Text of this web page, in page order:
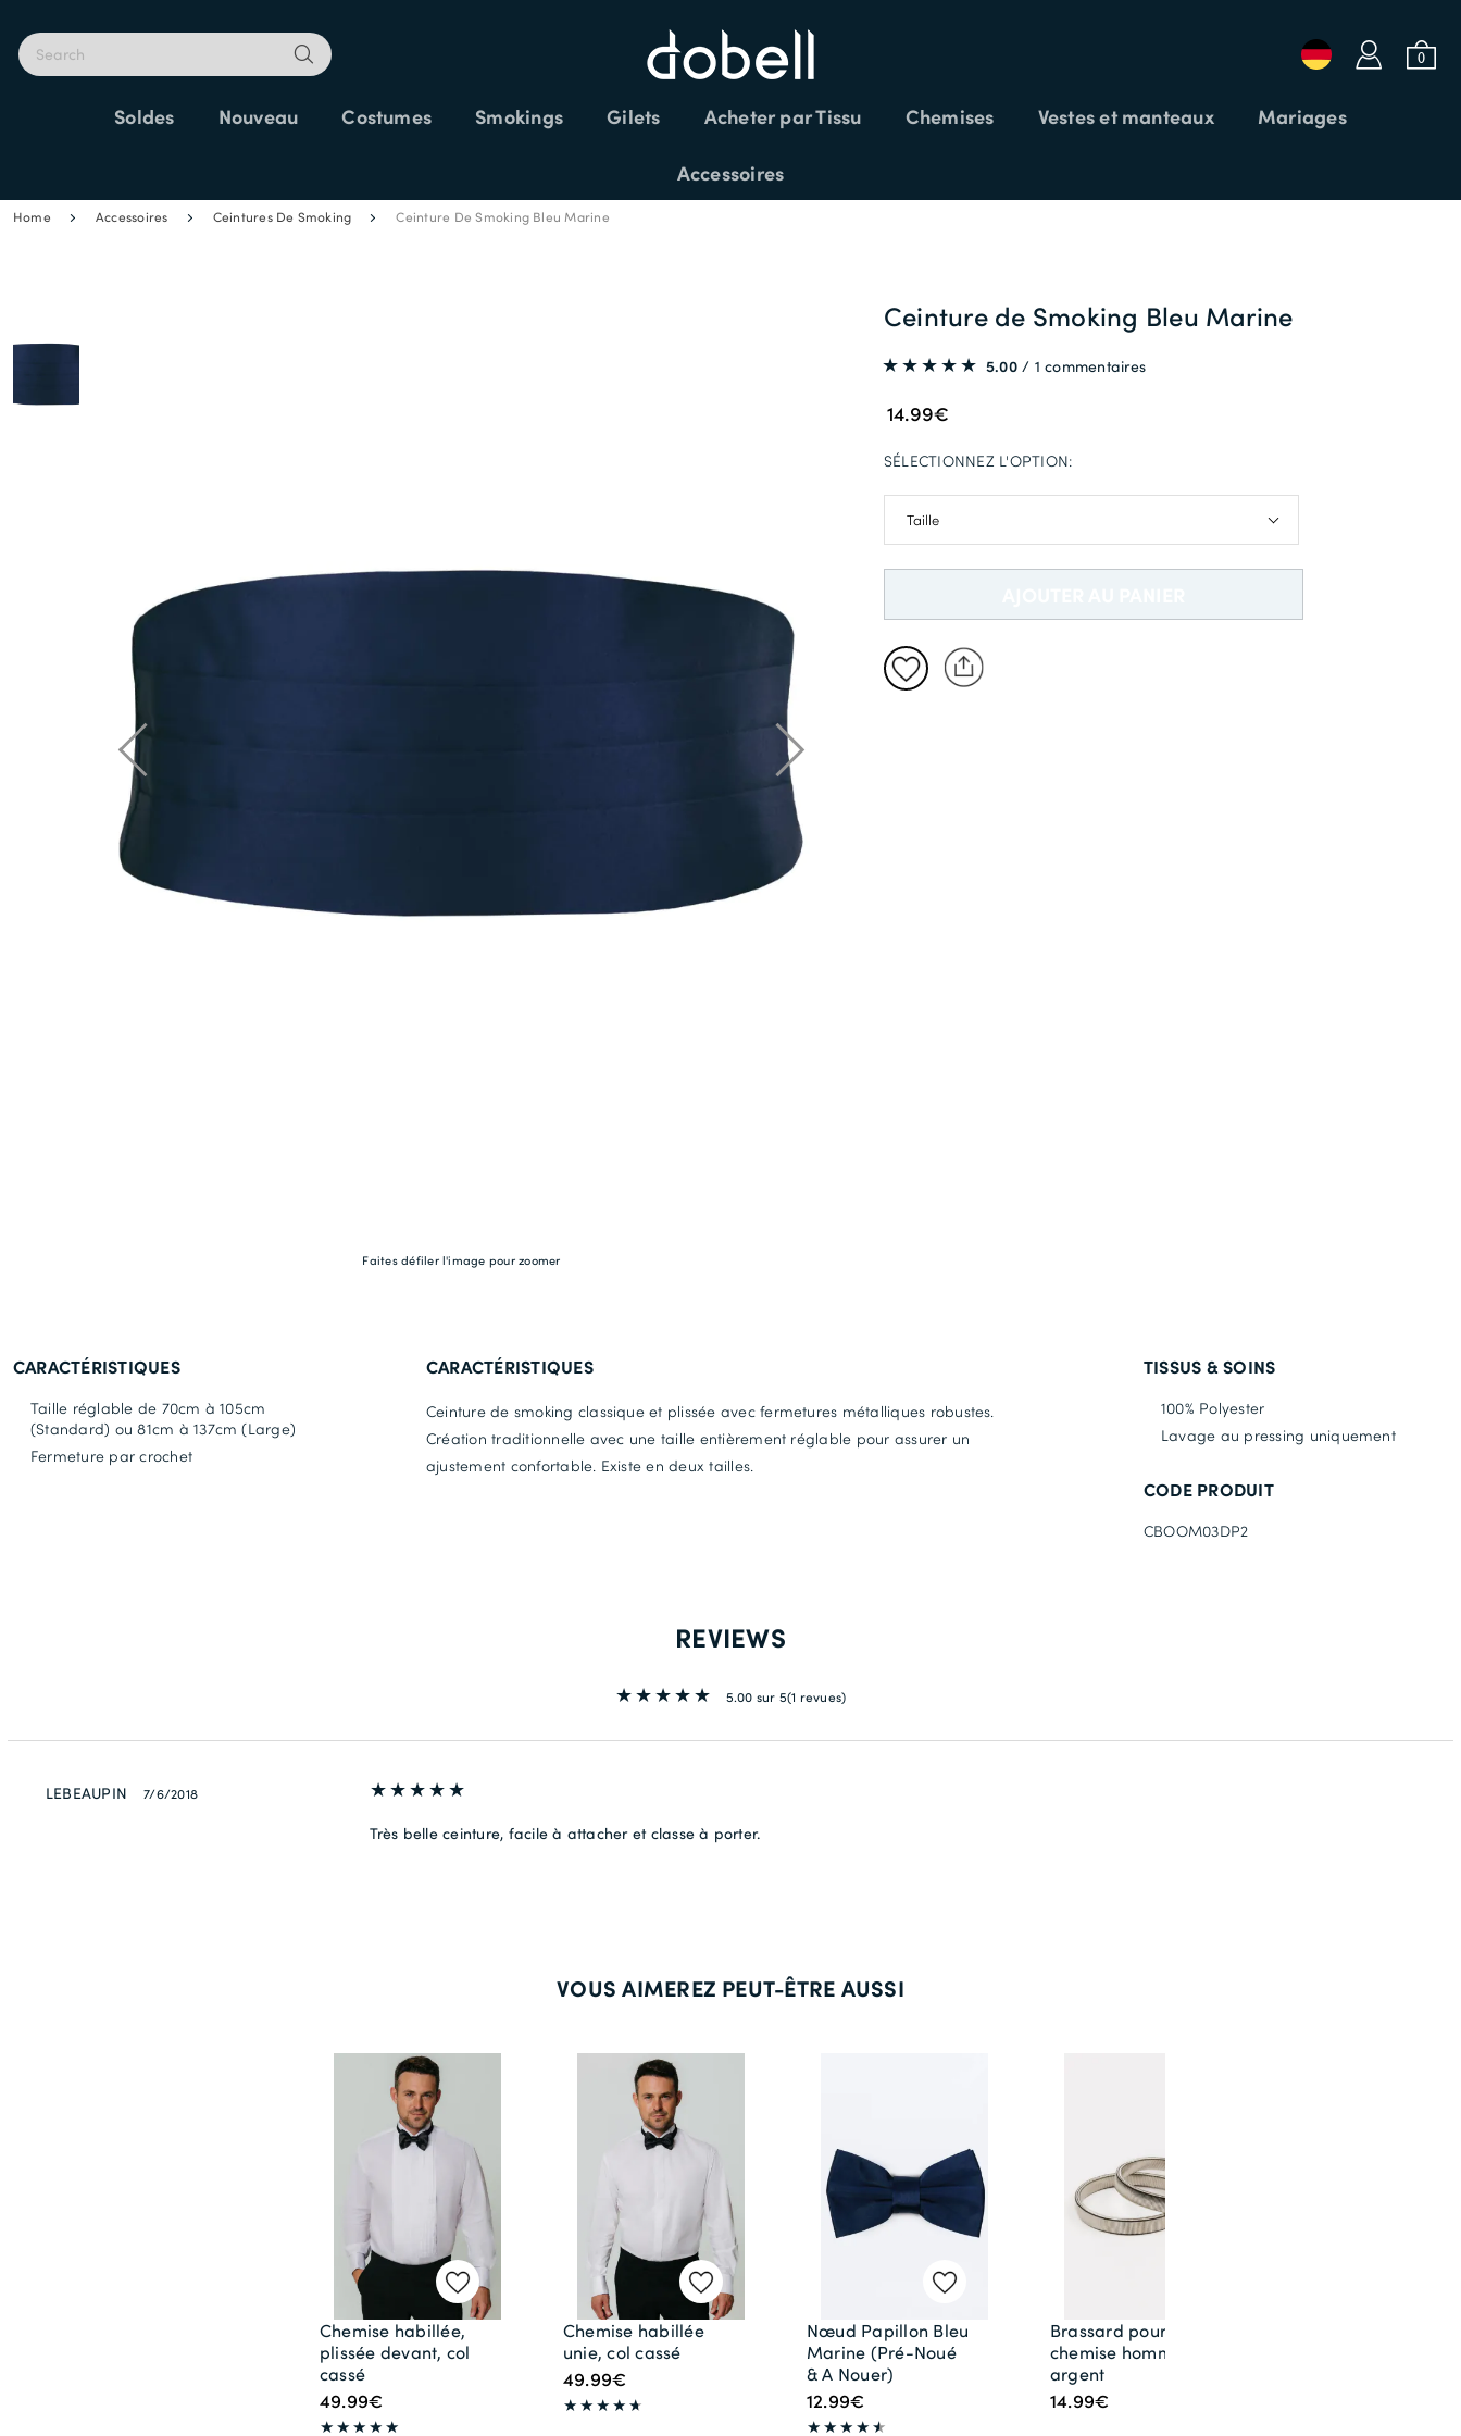
a
Login ou Email
Nouveau chez Dobell?
CRÉER UN COMPTE
b
0
Livraison Gratuite *
Soldes Nouveau Costumes Smokings Gilets Acheter par Tissu Chemises Vestes et manteaux Mariages
Accessoires
25% SUPPLÉMENTAIRES SUR LES SOLDES CODE: SOLDES25
Home Accessoires Ceintures De Smoking Ceinture De Smoking Bleu Marine
Faites défiler l'image pour zoomer
14.99€
5.00 1 commentaires
Ceinture de Smoking Bleu Marine
Standard
SÉLECTIONNEZ L'OPTION:
CARACTÉRISTIQUES
Taille réglable de 70cm à 105cm
(Standard) ou 81cm à 137cm (Large)
Fermeture par crochet
CARACTÉRISTIQUES
Ceinture de smoking classique et plissée avec fermetures métalliques robustes.
Création traditionnelle avec une taille entièrement réglable pour assurer un
ajustement confortable. Existe en deux tailles.
TISSUS & SOINS
100% Polyester
Lavage au pressing uniquement
CODE PRODUIT
CBOOM03DP2
REVIEWS
5.00 sur 5(1 revues)
LEBEAUPIN 7/6/2018
Très belle ceinture, facile à attacher et classe à porter.
VOUS AIMEREZ PEUT-ÊTRE AUSSI
Chemise habillée,
plissée devant, col
cassé
49.99€
Chemise habillée
unie, col cassé
49.99€
Nœud Papillon Bleu
Marine (Pré-Noué
& A Nouer)
12.99€
Brassard pour
chemise homme
argent
14.99€